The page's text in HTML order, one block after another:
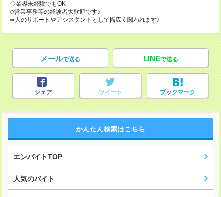
◇業界未経験でもOK
◇営業事務等の経験者大歓迎です♪
⇒人のサポートやアシスタントとして幅広く関われます♪
メールで送る LINEで送る
シェア ツイート ブックマーク
かんたん検索はこちら
エンバイトTOP
人気のバイト